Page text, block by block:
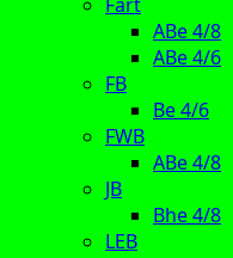
ABe 4/8
ABe 4/6
FB
Be 4/6
FWB
ABe 4/8
JB
Bhe 4/8
LEB